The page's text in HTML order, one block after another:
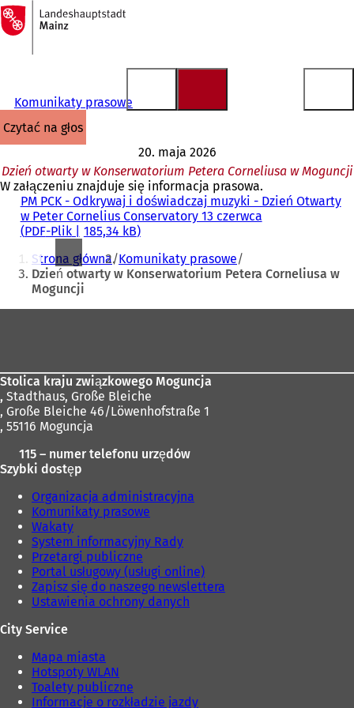
Przejdź do treści
Do
strony
głównej
Komunikaty prasowe
czytać na głos
20. maja 2026
Dzień otwarty w Konserwatorium Petera Corneliusa w Moguncji
W załączeniu znajduje się informacja prasowa.
PM PCK - Odkrywaj i doświadczaj muzyki - Dzień Otwarty
w Peter Cornelius Conservatory 13 czerwca
PDF-Plik 185,34 kB
Jesteś
tutaj:
Strona główna Komunikaty prasowe
Dzień otwarty w Konserwatorium Petera Corneliusa w
Moguncji
Stolica kraju związkowego Moguncja
, Stadthaus, Große Bleiche
, Große Bleiche 46/Löwenhofstraße 1
, 55116 Moguncja
115 – numer telefonu urzędów
Szybki dostęp
Organizacja administracyjna
Komunikaty prasowe
Wakaty
System informacyjny Rady
Przetargi publiczne
Portal usługowy (usługi online)
Zapisz się do naszego newslettera
Ustawienia ochrony danych
City Service
Mapa miasta
Hotspoty WLAN
Toalety publiczne
Informacje o rozkładzie jazdy